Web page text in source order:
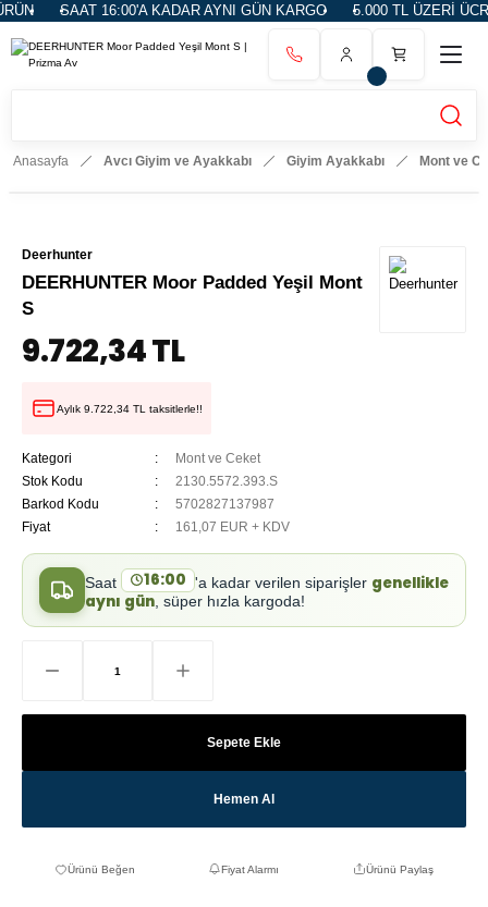
SAAT 16:00'A KADAR AYNI GÜN KARGO 5.000 TL ÜZERİ
Anasayfa Avcı Giyim ve Ayakkabı Giyim Ayakkabı Mont ve
Deerhunter
DEERHUNTER Moor Padded Yeşil Mont
S
9.722,34 TL
Aylık 9.722,34 TL taksitlerle!!
Kategori
Mont ve Ceket
Stok Kodu
2130.5572.393.S
Barkod Kodu
5702827137987
Fiyat
161,07 EUR + KDV
Saat 16:00 'a kadar verilen siparişler genellikle
aynı gün, süper hızla kargoda!
Sepete Ekle
Hemen Al
Fiyat Alarmı Ürünü Paylaş